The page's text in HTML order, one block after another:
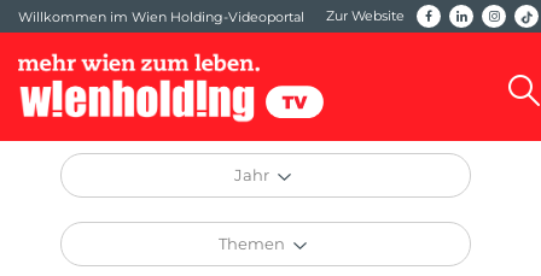
Willkommen im Wien Holding-Videoportal Zur Website
Jahr
Themen